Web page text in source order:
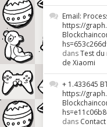
Email:
https://
dansTest
de Xiaomi
+ 1.433645
https://
dans Contact